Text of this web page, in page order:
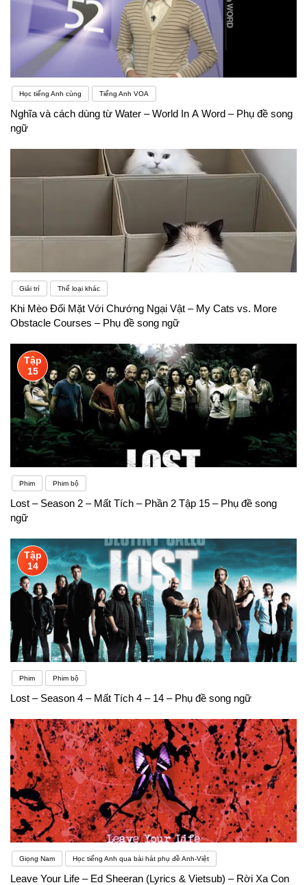
Học tiếng Anh cùng Tiếng Anh VOA
Nghĩa và cách dùng từ Water – World In A Word – Phụ đề song
ngữ
Giải trí Thể loại khác
Khi Mèo Đối Mặt Với Chướng Ngại Vật – My Cats vs. More
Obstacle Courses – Phụ đề song ngữ
Tập
15
Phim Phim bộ
Lost – Season 2 – Mất Tích – Phần 2 Tập 15 – Phụ đề song
ngữ
Tập
14
Phim Phim bộ
Lost – Season 4 – Mất Tích 4 – 14 – Phụ đề song ngữ
Giọng Nam Học tiếng Anh qua bài hát phụ đề Anh-Việt
Leave Your Life – Ed Sheeran (Lyrics & Vietsub) – Rời Xa Con